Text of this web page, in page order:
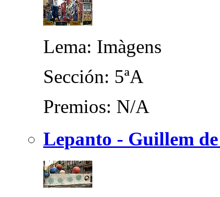
Lema: Imàgens
Sección: 5ªA
Premios: N/A
Lepanto - Guillem